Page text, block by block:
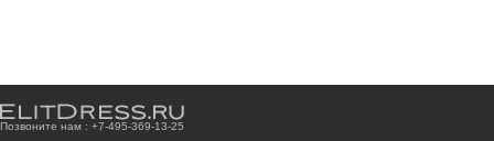
Позвоните нам : +7-495-369-13-25